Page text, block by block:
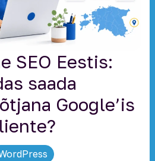
SEO Eestis:
saada
Google’is